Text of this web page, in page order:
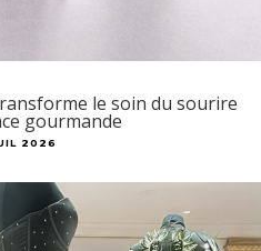
le soin du sourire
gourmande
2026